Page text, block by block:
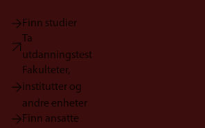
Finn studier
Ta
utdanningstest
Fakulteter,
institutter og
andre enheter
Finn ansatte